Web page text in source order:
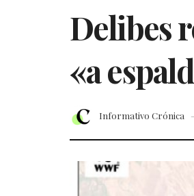
Delibes
«a
Informativo Crónica